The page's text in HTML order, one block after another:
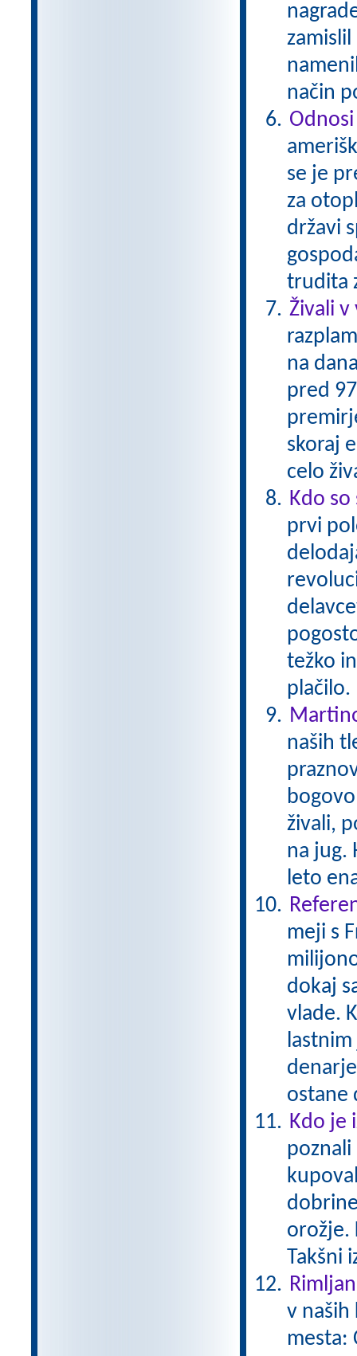
način
se je
za
državi
trudita
Živali
na
pred
skoraj
celo
Kdo
prvi
težko
naših
živali,
na jug.
leto
meji s
dokaj
vlade.
ostane
Kdo je
poznali
orožje.
Takšni
v naših
mesta: